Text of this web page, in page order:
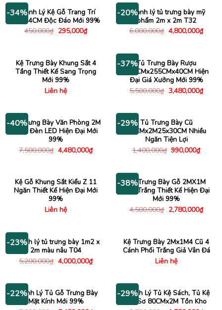
295,000₫.
-34%Thanh Lý Kệ Gỗ Trang Trí
1Mx74CM Độc Đáo Mới 99%
450,000₫ Giá
295,000₫Giá
hiện
295,000₫.
-20%Thanh lý tủ trưng bày mỹ
phẩm 2m x 2m T32
6,000,000₫ Giá
gốc
4,800,000₫Giá
hiện
Kệ Trưng Bày Khung Sắt 4
Tầng Thiết Kế Sang Trọng
Mới 99%
Liên hệ
-37%Tủ Trưng Bày Rượu
117CMx255CMx40CM Hiện
Đại Giá Xưởng Mới 99%
5,500,000₫ Giá
gốc
3,480,000₫Giá
hiện
-40%
Tủ Trưng Bày Văn Phòng 2M
Kèm Đèn LED Hiện Đại Mới
99%
7,500,000₫ Giá
gốc
4,480,000₫Giá
hiện
4,480,000₫.
-29% Tủ Trưng Bày Cũ
55CMx2M25x30CM Nhiều
Ngăn Tiện Lợi
1,400,000₫ Giá
990,000₫Giá
hiện
Kệ Gỗ Khung Sắt Kiểu Z 11
Ngăn Thiết Kế Hiện Đại Mới
99%
Liên hệ
-38%Tủ Trưng Bày Gỗ 2MX1M
Màu Trắng Thiết Kế Hiện Đại
Mới 99%
4,500,000₫ Giá
gốc
2,780,000₫Giá
hiện
-23%
Thanh lý tủ trưng bày 1m2 x
2m màu nâu T04
5,200,000₫ Giá
gốc
4,000,000₫Giá
hiện
4,000,000₫.
Kệ Trưng Bày 2Mx1M4 Cũ 4
Cánh Phối Trắng Giả Vân Đá
Liên hệ
-22%
Thanh Lý Tủ Gỗ Trưng Bày
Mặt Kính Mới 99%
-29%
Thanh Lý Tủ Kệ Sách, Tủ Kệ
Hồ Sơ 80CMx2M Tồn Kho